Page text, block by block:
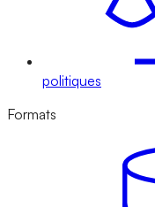
politiques
Formats